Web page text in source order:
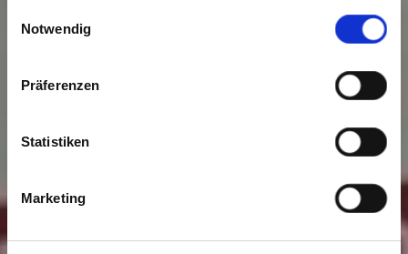
Cookies, wenn Sie unsere Webseite weiterhin nutzen.
Notwendig
Präferenzen
Statistiken
Marketing